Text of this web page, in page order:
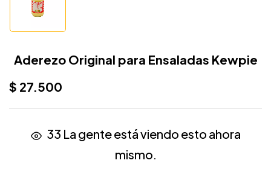
Aderezo Original para Ensaladas Kewpie
$ 27.500
33 La gente está viendo esto ahora
mismo.